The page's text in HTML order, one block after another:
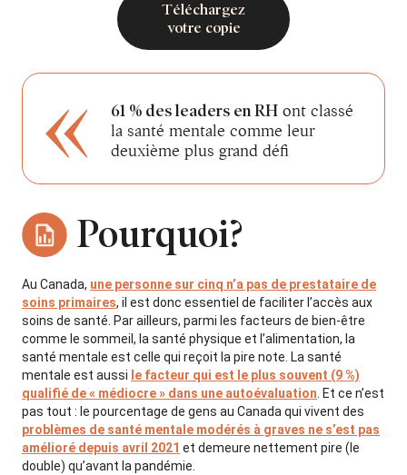
Pourquoi?
Au Canada, une personne sur cinq n’a pas de prestataire de
soins primaires, il est donc essentiel de faciliter l’accès aux
soins de santé. Par ailleurs, parmi les facteurs de bien-être
comme le sommeil, la santé physique et l’alimentation, la
santé mentale est celle qui reçoit la pire note. La santé
mentale est aussi le facteur qui est le plus souvent (9 %)
qualifié de « médiocre » dans une autoévaluation. Et ce n’est
pas tout : le pourcentage de gens au Canada qui vivent des
problèmes de santé mentale modérés à graves ne s’est pas
amélioré depuis avril 2021 et demeure nettement pire (le
double) qu’avant la pandémie.
Téléchargez
votre copie
61 % des leaders en RH ont classé
la santé mentale comme leur
deuxième plus grand défi